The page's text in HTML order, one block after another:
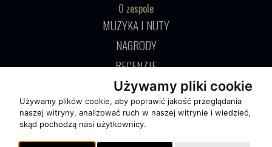
Używamy pliki cookie
Używamy plików cookie, aby poprawić jakość przeglądania
naszej witryny, analizować ruch w naszej witrynie i wiedzieć,
skąd pochodzą nasi użytkownicy.
O zespole
MUZYKA I NUTY
NAGRODY
RECENZJE
Pomoc
KONTAKT
POLITYKA PRYWATNOŚCI